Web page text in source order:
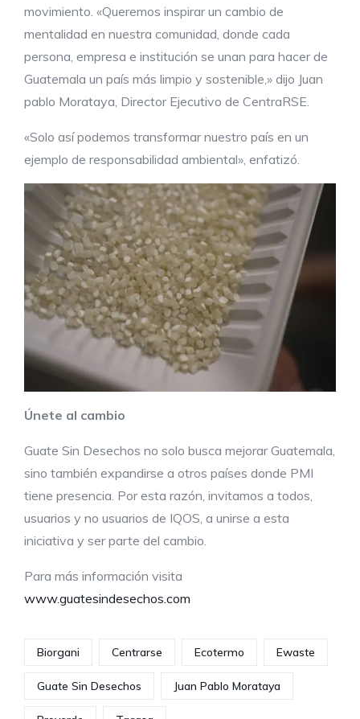
movimiento. «Queremos inspirar un cambio de
mentalidad en nuestra comunidad, donde cada
persona, empresa e institución se unan para hacer de
Guatemala un país más limpio y sostenible,» dijo Juan
pablo Morataya, Director Ejecutivo de CentraRSE.
«Solo así podemos transformar nuestro país en un
ejemplo de responsabilidad ambiental», enfatizó.
Únete al cambio
Guate Sin Desechos no solo busca mejorar Guatemala,
sino también expandirse a otros países donde PMI
tiene presencia. Por esta razón, invitamos a todos,
usuarios y no usuarios de IQOS, a unirse a esta
iniciativa y ser parte del cambio.
Para más información visita
www.guatesindesechos.com
Biorgani Centrarse Ecotermo Ewaste
Guate Sin Desechos Juan Pablo Morataya